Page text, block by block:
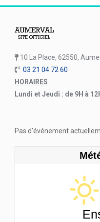
10 La Place, 62550,
03 21 04 72 60
HORAIRES
Lundi et Jeudi : de 9H à
Pas d'événement